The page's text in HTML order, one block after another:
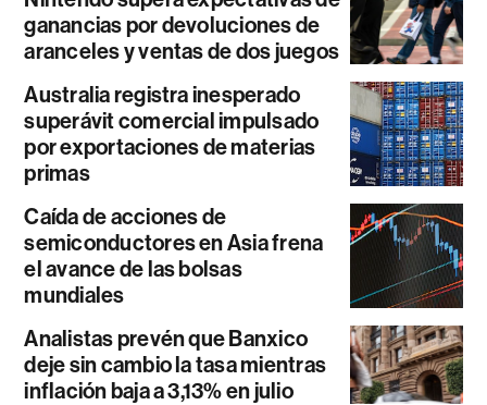
ganancias por devoluciones de
aranceles y ventas de dos juegos
Australia registra inesperado
superávit comercial impulsado
por exportaciones de materias
primas
Caída de acciones de
semiconductores en Asia frena
el avance de las bolsas
mundiales
Analistas prevén que Banxico
deje sin cambio la tasa mientras
inflación baja a 3,13% en julio